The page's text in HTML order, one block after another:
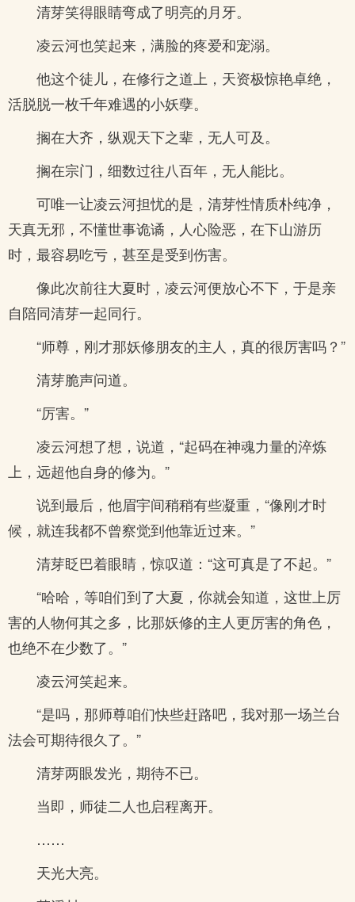
清芽笑得眼睛弯成了明亮的月牙。
凌云河也笑起来，满脸的疼爱和宠溺。
他这个徒儿，在修行之道上，天资极惊艳卓绝，
活脱脱一枚千年难遇的小妖孽。
搁在大齐，纵观天下之辈，无人可及。
搁在宗门，细数过往八百年，无人能比。
可唯一让凌云河担忧的是，清芽性情质朴纯净，
天真无邪，不懂世事诡谲，人心险恶，在下山游历
时，最容易吃亏，甚至是受到伤害。
像此次前往大夏时，凌云河便放心不下，于是亲
自陪同清芽一起同行。
“师尊，刚才那妖修朋友的主人，真的很厉害吗？”
清芽脆声问道。
“厉害。”
凌云河想了想，说道，“起码在神魂力量的淬炼
上，远超他自身的修为。”
说到最后，他眉宇间稍稍有些凝重，“像刚才时
候，就连我都不曾察觉到他靠近过来。”
清芽眨巴着眼睛，惊叹道：“这可真是了不起。”
“哈哈，等咱们到了大夏，你就会知道，这世上厉
害的人物何其之多，比那妖修的主人更厉害的角色，
也绝不在少数了。”
凌云河笑起来。
“是吗，那师尊咱们快些赶路吧，我对那一场兰台
法会可期待很久了。”
清芽两眼发光，期待不已。
当即，师徒二人也启程离开。
……
天光大亮。